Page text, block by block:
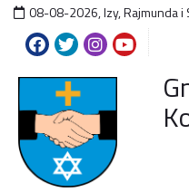
08-08-2026,Izy, Rajmunda